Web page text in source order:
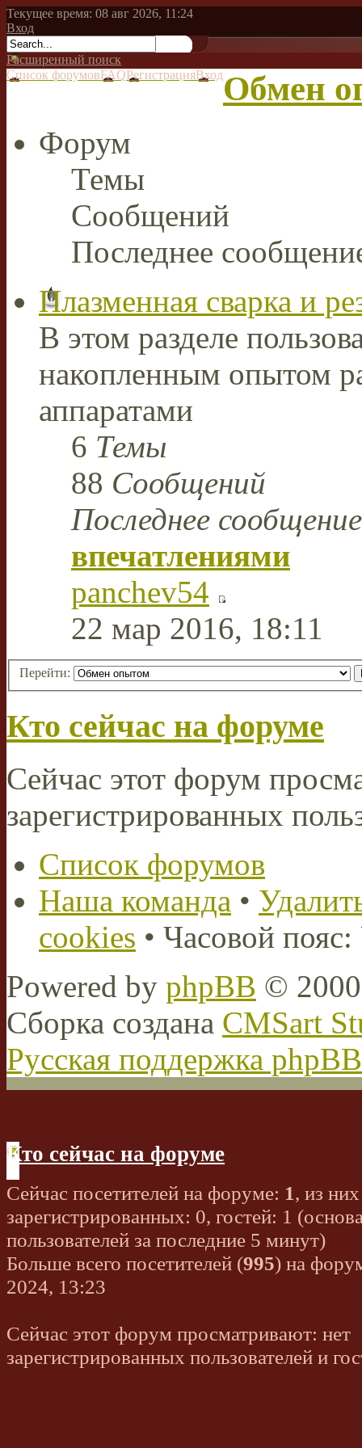
Текущее время: 08 авг 2026, 11:24
Вход
Расширенный поиск
Список форумовFAQРегистрацияВходОбмен
Форум
Темы
Сообщений
Последнее
Плазменная сварка и
В этом разделе
накопленным опытом
аппаратами
6 Темы
88 Сообщений
Последнее сообщение
впечатлениями
panchev54
22 мар 2016, 18:11
Перейти:
Кто сейчас на форуме
Сейчас этот форум
зарегистрированных
Список форумов
Наша команда •
cookies • Часовой
Powered by phpBB ©
Сборка создана CMSart
Русская поддержка phpBB
Кто сейчас на форуме
Сейчас посетителей на форуме: 1, из них
зарегистрированных: 0, гостей: 1
пользователей за последние 5 минут)
Больше всего посетителей (995) на
2024, 13:23
Сейчас этот форум просматривают: нет
зарегистрированных пользователей и